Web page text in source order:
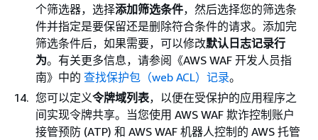
个筛选器，选择添加筛选条件，然后选择您的筛选条
件并指定是要保留还是删除符合条件的请求。添加完
筛选条件后，如果需要，可以修改默认日志记录行
为。有关更多信息，请参阅《AWS WAF 开发人员指
南》 中的 查找保护包（web ACL）记录。
您可以定义令牌域列表，以便在受保护的应用程序之
间实现令牌共享。当您使用 AWS WAF 欺诈控制账户
接管预防 (ATP) 和 AWS WAF 机器人控制的 AWS 托管